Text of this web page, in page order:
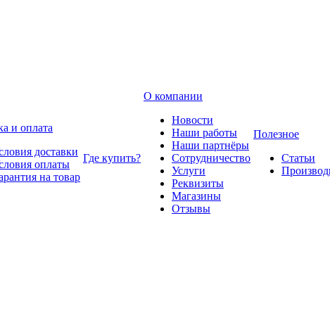
и оплата
доставки
оплаты
на товар
Где купить?
О компании
Новости
Наши работы
Наши партнёры
Сотрудничество
Услуги
Реквизиты
Магазины
Отзывы
Полезное
Статьи